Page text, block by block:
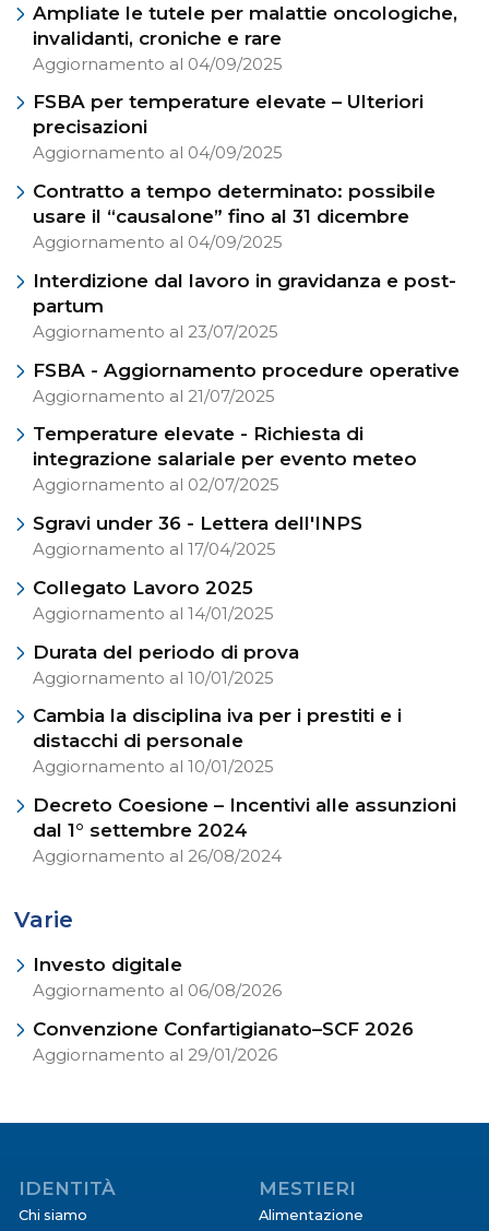
Ampliate le tutele per malattie oncologiche,
invalidanti, croniche e rare
Aggiornamento al 04/09/2025
FSBA per temperature elevate – Ulteriori
precisazioni
Aggiornamento al 04/09/2025
Contratto a tempo determinato: possibile
usare il “causalone” fino al 31 dicembre
Aggiornamento al 04/09/2025
Interdizione dal lavoro in gravidanza e post-
partum
Aggiornamento al 23/07/2025
FSBA - Aggiornamento procedure operative
Aggiornamento al 21/07/2025
Temperature elevate - Richiesta di
integrazione salariale per evento meteo
Aggiornamento al 02/07/2025
Sgravi under 36 - Lettera dell'INPS
Aggiornamento al 17/04/2025
Collegato Lavoro 2025
Aggiornamento al 14/01/2025
Durata del periodo di prova
Aggiornamento al 10/01/2025
Cambia la disciplina iva per i prestiti e i
distacchi di personale
Aggiornamento al 10/01/2025
Decreto Coesione – Incentivi alle assunzioni
dal 1° settembre 2024
Aggiornamento al 26/08/2024
Varie
Investo digitale
Aggiornamento al 06/08/2026
Convenzione Confartigianato–SCF 2026
Aggiornamento al 29/01/2026
IDENTITÀ
Chi siamo
MESTIERI
Alimentazione